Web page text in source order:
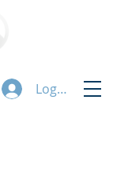
Logg inn